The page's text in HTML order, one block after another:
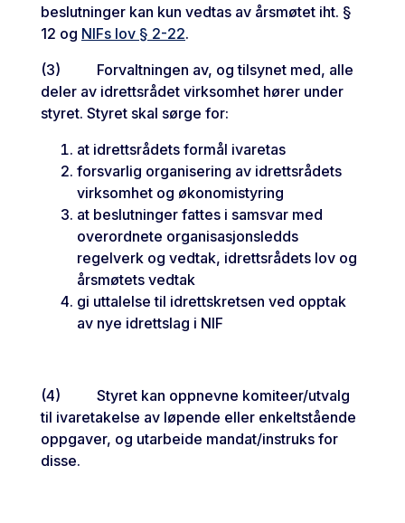
beslutninger kan kun vedtas av årsmøtet iht. §
12 og NIFs lov § 2-22.
(3) Forvaltningen av, og tilsynet med, alle
deler av idrettsrådet virksomhet hører under
styret. Styret skal sørge for:
at idrettsrådets formål ivaretas
forsvarlig organisering av idrettsrådets
virksomhet og økonomistyring
at beslutninger fattes i samsvar med
overordnete organisasjonsledds
regelverk og vedtak, idrettsrådets lov og
årsmøtets vedtak
gi uttalelse til idrettskretsen ved opptak
av nye idrettslag i NIF
(4) Styret kan oppnevne komiteer/utvalg
til ivaretakelse av løpende eller enkeltstående
oppgaver, og utarbeide mandat/instruks for
disse.